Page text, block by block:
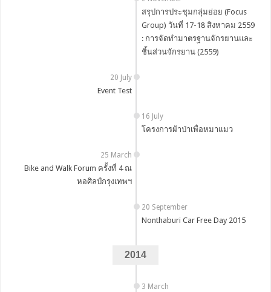
สรุปการประชุมกลุ่มย่อย (Focus
Group) วันที่ 17-18 สิงหาคม 2559
: การจัดทำมาตรฐานจักรยานและ
ชิ้นส่วนจักรยาน (2559)
20 July
Event Test
16 July
โครงการผ้าป่าเพื่อหมาแมว
25 March
Bike and Walk Forum ครั้งที่ 4 ณ
หอศิลป์กรุงเทพฯ
20 September
Nonthaburi Car Free Day 2015
2014
3 March